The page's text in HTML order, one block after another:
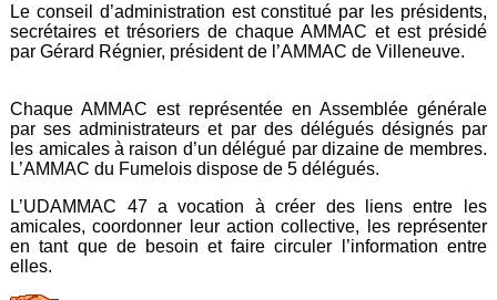
Le conseil d’administration est constitué par les présidents,
secrétaires et trésoriers de chaque AMMAC et est présidé
par Gérard Régnier, président de l’AMMAC de Villeneuve.
Chaque AMMAC est représentée en Assemblée générale
par ses administrateurs et par des délégués désignés par
les amicales à raison d’un délégué par dizaine de membres.
L’AMMAC du Fumelois dispose de 5 délégués.
L’UDAMMAC 47 a vocation à créer des liens entre les
amicales, coordonner leur action collective, les représenter
en tant que de besoin et faire circuler l’information entre
elles.